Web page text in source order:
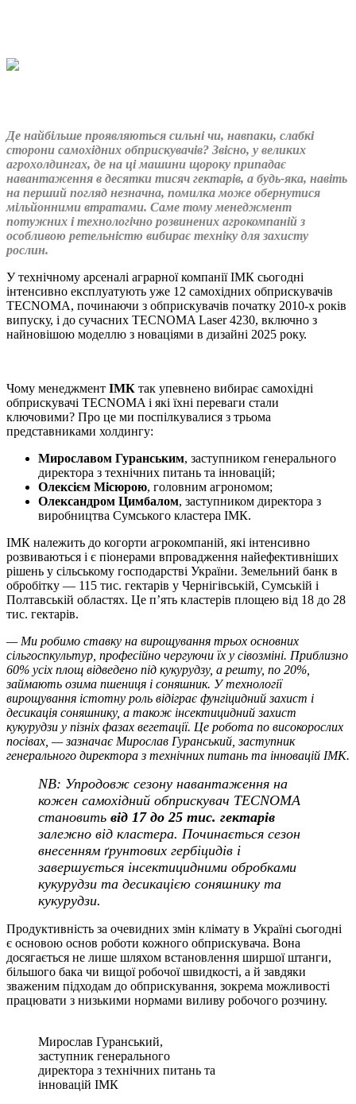
Де найбільше проявляються сильні чи, навпаки, слабкі
сторони самохідних обприскувачів? Звісно, у великих
агрохолдингах, де на ці машини щороку припадає
навантаження в десятки тисяч гектарів, а будь-яка, навіть
на перший погляд незначна, помилка може обернутися
мільйонними втратами. Саме тому менеджмент
потужних і технологічно розвинених агрокомпаній з
особливою ретельністю вибирає техніку для захисту
рослин.
У технічному арсеналі аграрної компанії ІМК сьогодні
інтенсивно експлуатують уже 12 самохідних обприскувачів
TECNOMA, починаючи з обприскувачів початку 2010-х років
випуску, і до сучасних TECNOMA Laser 4230, включно з
найновішою моделлю з новаціями в дизайні 2025 року.
Чому менеджмент ІМК так упевнено вибирає самохідні
обприскувачі TECNOMA і які їхні переваги стали
ключовими? Про це ми поспілкувалися з трьома
представниками холдингу:
Мирославом Гуранським, заступником генерального
директора з технічних питань та інновацій;
Олексієм Місюрою, головним агрономом;
Олександром Цимбалом, заступником директора з
виробництва Сумського кластера ІМК.
ІМК належить до когорти агрокомпаній, які інтенсивно
розвиваються і є піонерами впровадження найефективніших
рішень у сільському господарстві України. Земельний банк в
обробітку — 115 тис. гектарів у Чернігівській, Сумській і
Полтавській областях. Це п’ять кластерів площею від 18 до 28
тис. гектарів.
— Ми робимо ставку на вирощування трьох основних
сільгоспкультур, професійно чергуючи їх у сівозміні. Приблизно
60% усіх площ відведено під кукурудзу, а решту, по 20%,
займають озима пшениця і соняшник. У технології
вирощування істотну роль відіграє фунгіцидний захист і
десикація соняшнику, а також інсектицидний захист
кукурудзи у пізніх фазах вегетації. Це робота по високорослих
посівах, — зазначає Мирослав Гуранський, заступник
генерального директора з технічних питань та інновацій ІМК.
NB: Упродовж сезону навантаження на
кожен самохідний обприскувач TECNOMA
становить від 17 до 25 тис. гектарів
залежно від кластера. Починається сезон
внесенням ґрунтових гербіцидів і
завершується інсектицидними обробками
кукурудзи та десикацією соняшнику та
кукурудзи.
Продуктивність за очевидних змін клімату в Україні сьогодні
є основою основ роботи кожного обприскувача. Вона
досягається не лише шляхом встановлення ширшої штанги,
більшого бака чи вищої робочої швидкості, а й завдяки
зваженим підходам до обприскування, зокрема можливості
працювати з низькими нормами виливу робочого розчину.
Мирослав Гуранський,
заступник генерального
директора з технічних питань та
інновацій ІМК